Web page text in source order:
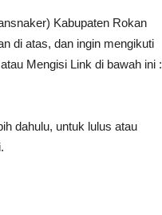
Kabupaten Rokan
di atas, dan ingin mengikuti
Mengisi Link di bawah ini :
dahulu, untuk lulus atau